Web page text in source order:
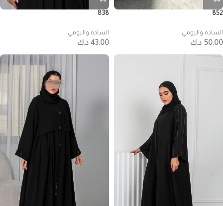
852
السادة واليومي
50.00 د.ك
838
السادة واليومي
43.00 د.ك